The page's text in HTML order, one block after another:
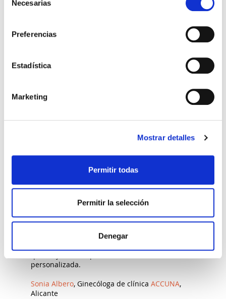
Necesarias
Preferencias
Estadística
Marketing
Mostrar detalles
Permitir todas
Permitir la selección
Denegar
brazo de una varilla que secreta de
: Se trata
hormonal con una duración de 3-5
de 5 años y que no contiene
Como hemos visto, existen múltiples métodos
indicado para una paciente en concreto según
su edad, historia clínica particular, deseo
genésico a corto o largo plazo así como estilo de
vida, por lo que si estás buscando el
anticonceptivo ideal para ti, déjate asesorar por
nuestro equipo de especialistas en clínica
personalizada.
Sonia Albero, Ginecóloga de clínica ACCUNA,
Alicante